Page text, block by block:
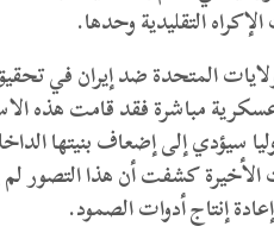
التقليدية وحدها.
المتحدة ضد إيران في
مباشرة فقد قامت هذه
سيؤدي إلى إضعاف بنيتها
كشفت أن هذا التصور لم
إنتاج أدوات الصمود.